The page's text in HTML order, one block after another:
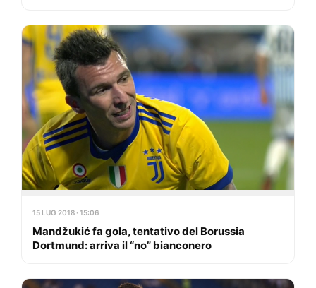
15 LUG 2018 · 15:06
Mandžukić fa gola, tentativo del Borussia
Dortmund: arriva il “no” bianconero